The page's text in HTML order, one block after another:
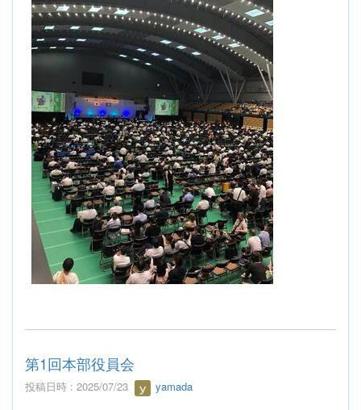
第1回本部役員会
投稿日時 : 2025/07/23 yamada